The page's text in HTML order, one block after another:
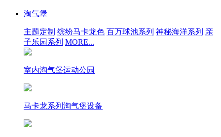
淘气堡
主题定制 缤纷马卡龙色 百万球池系列 神秘海洋系列 亲
子乐园系列 MORE...
室内淘气堡运动公园
马卡龙系列淘气堡设备